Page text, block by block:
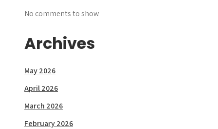
No comments to show.
Archives
May 2026
April 2026
March 2026
February 2026